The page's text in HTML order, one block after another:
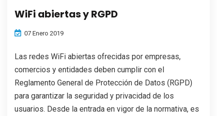
IDIOMA
WiFi abiertas y RGPD
07 Enero 2019
Las redes WiFi abiertas ofrecidas por empresas,
comercios y entidades deben cumplir con el
Reglamento General de Protección de Datos (RGPD)
para garantizar la seguridad y privacidad de los
usuarios. Desde la entrada en vigor de la normativa, es